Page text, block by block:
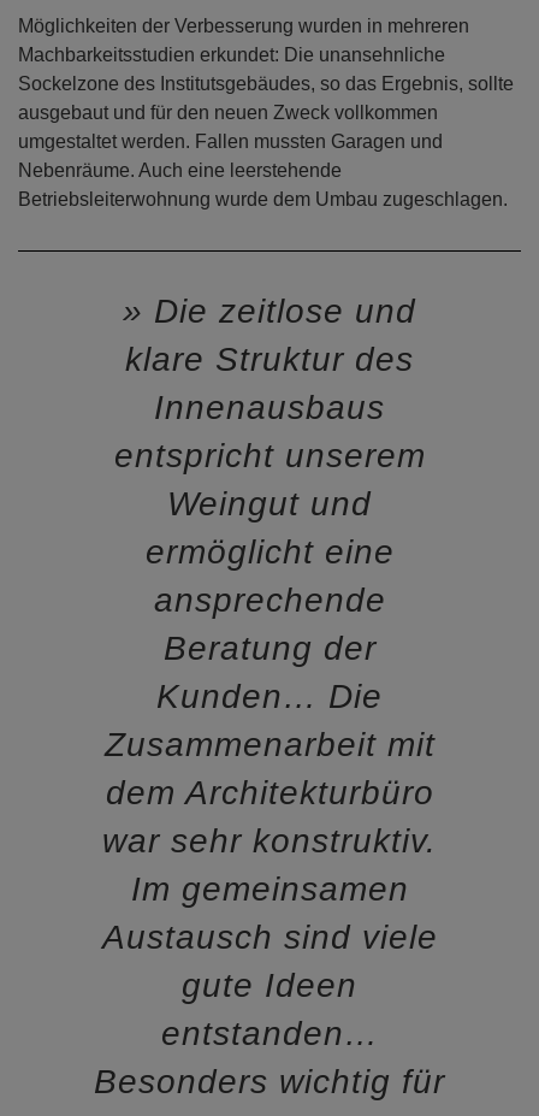
Möglichkeiten der Verbesserung wurden in mehreren
Machbarkeitsstudien erkundet: Die unansehnliche
Sockelzone des Institutsgebäudes, so das Ergebnis, sollte
ausgebaut und für den neuen Zweck vollkommen
umgestaltet werden. Fallen mussten Garagen und
Nebenräume. Auch eine leerstehende
Betriebsleiterwohnung wurde dem Umbau zugeschlagen.
Die zeitlose und
klare Struktur des
Innenausbaus
entspricht unserem
Weingut und
ermöglicht eine
ansprechende
Beratung der
Kunden… Die
Zusammenarbeit mit
dem Architekturbüro
war sehr konstruktiv.
Im gemeinsamen
Austausch sind viele
gute Ideen
entstanden…
Besonders wichtig für